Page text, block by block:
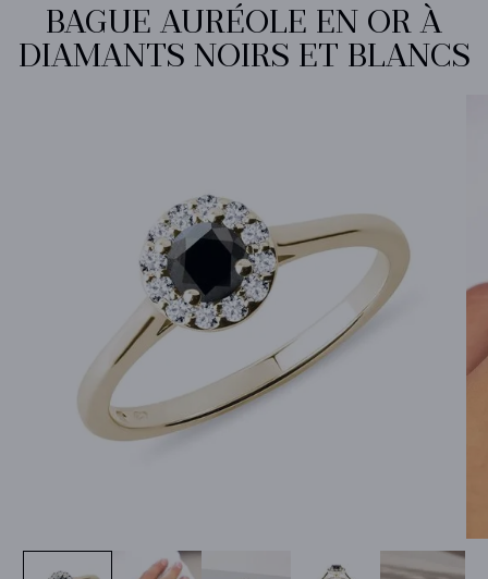
BAGUE AURÉOLE EN OR À
DIAMANTS NOIRS ET BLANCS